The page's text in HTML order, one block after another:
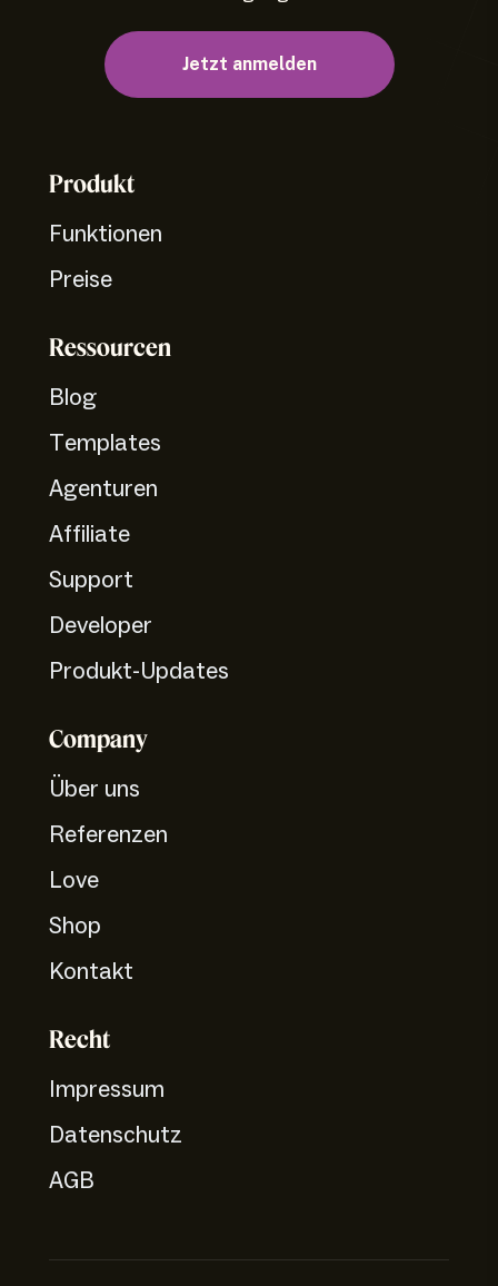
Jetzt anmelden
Produkt
Funktionen
Preise
Ressourcen
Blog
Templates
Agenturen
Affiliate
Support
Developer
Produkt-Updates
Company
Über uns
Referenzen
Love
Shop
Kontakt
Recht
Impressum
Datenschutz
AGB